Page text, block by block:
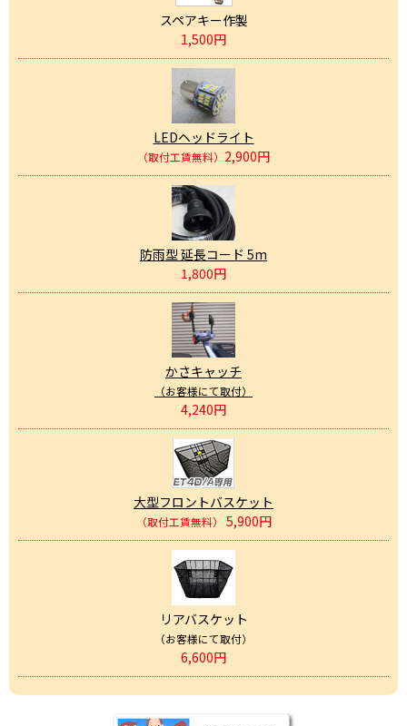
スペアキー作製
1,500円
LEDヘッドライト
（取付工賃無料） 2,900円
防雨型 延長コード 5m
1,800円
かさキャッチ
（お客様にて取付）
4,240円
大型フロントバスケット
（取付工賃無料） 5,900円
リアバスケット
（お客様にて取付）
6,600円